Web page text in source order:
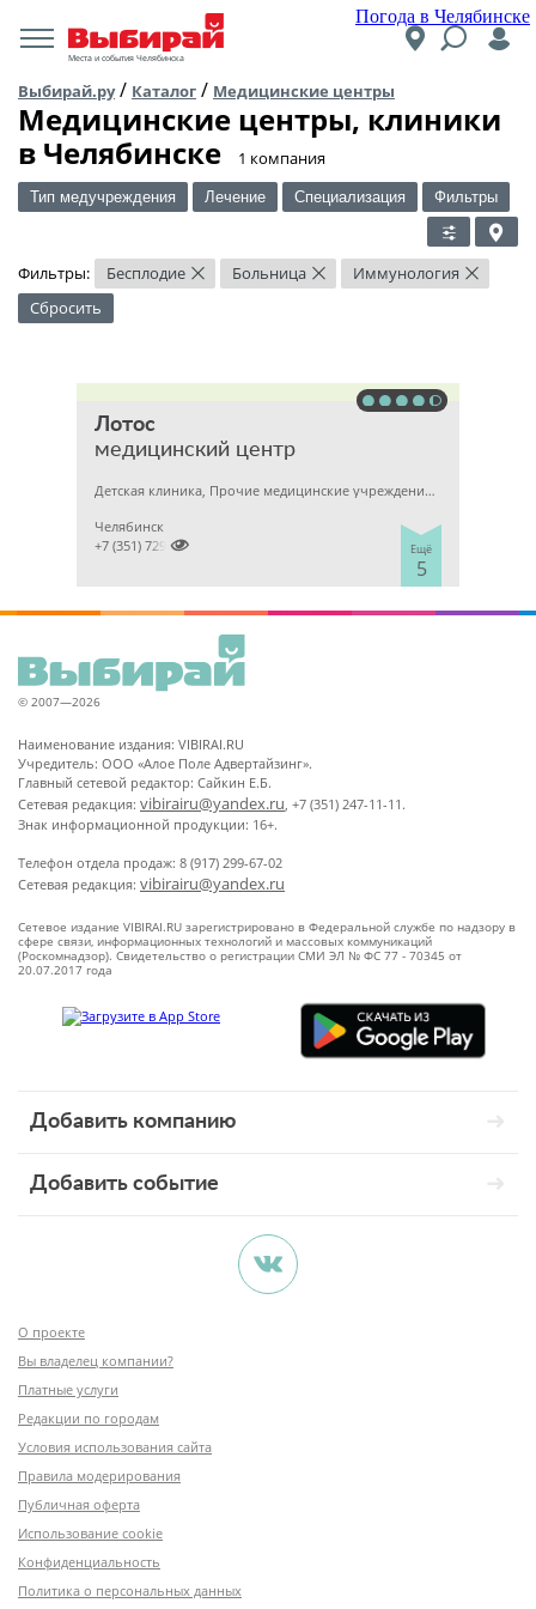
Погода в Челябинске
Места и события Челябинска
Выбирай.ру/ Каталог / Медицинские центры
Медицинские центры, клиники
в Челябинске
​1 компания
Тип медучреждения Лечение Специализация Фильтры
Фильтры: Бесплодие × Больница × Иммунология ×
Сбросить
Лотос
медицинский центр
Детская клиника, Прочие медицинские учреждения, Гинекология
Ещё
5
Челябинск

+7 (351) 7298929
© 2007—2026
Наименование издания: VIBIRAI.RU
Учредитель: ООО «Алое Поле Адвертайзинг».
Главный сетевой редактор: Сайкин Е.Б.
Сетевая редакция: vibirairu@yandex.ru, +7 (351) 247-11-11.
Знак информационной продукции: 16+.
Телефон отдела продаж: 8 (917) 299-67-02
Сетевая редакция: vibirairu@yandex.ru
Сетевое издание VIBIRAI.RU зарегистрировано в Федеральной службе по надзору в
сфере связи, информационных технологий и массовых коммуникаций
(Роскомнадзор). Свидетельство о регистрации СМИ ЭЛ № ФС 77 - 70345 от
20.07.2017 года
Добавить компанию
Добавить событие
О проекте
Вы владелец компании?
Платные услуги
Редакции по городам
Условия использования сайта
Правила модерирования
Публичная оферта
Использование cookie
Конфиденциальность
Политика о персональных данных